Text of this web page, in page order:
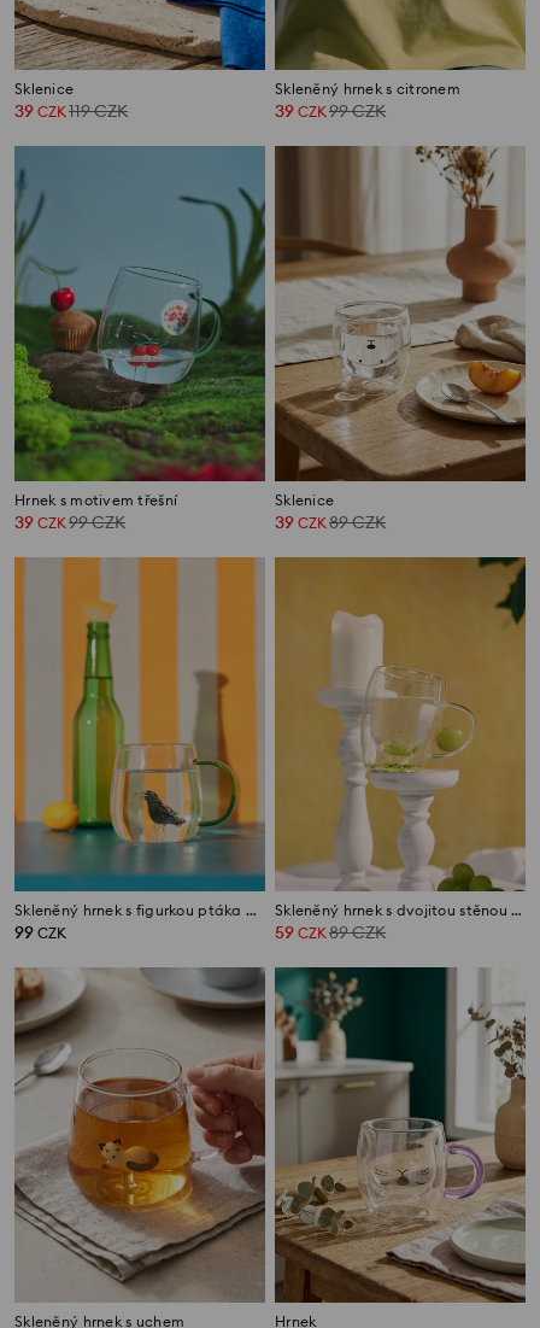
Sklenice
39 CZK119CZK
Skleněný hrnek s citronem
39 CZK99CZK
Hrnek s motivem třešní
39 CZK 99CZK
Sklenice
39 CZK 89CZK
Skleněný hrnek s figurkou ptáka uvnitř
99 CZK
Skleněný hrnek s dvojitou stěnou a třpytkami
59 CZK89CZK
Skleněný hrnek s uchem Hrnek